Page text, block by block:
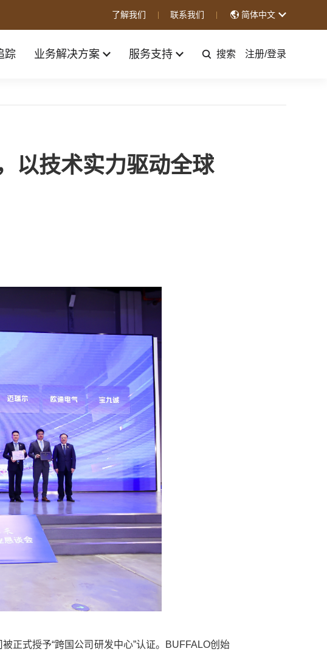
了解我们 联系我们 简体中文
踪 业务解决方案 服务支持 搜索 注册/登录
以技术实力驱动全球
正式授予“跨国公司研发中心”认证。BUFFALO创始